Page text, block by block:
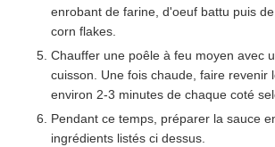
enrobant de farine, d'oeuf battu puis
corn flakes.
Chauffer une poêle à feu moyen avec
cuisson. Une fois chaude, faire revenir
environ 2-3 minutes de chaque coté
Pendant ce temps, préparer la sauce
ingrédients listés ci dessus.